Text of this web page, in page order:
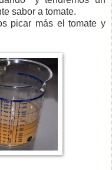
sabor a tomate.
picar más el tomate y